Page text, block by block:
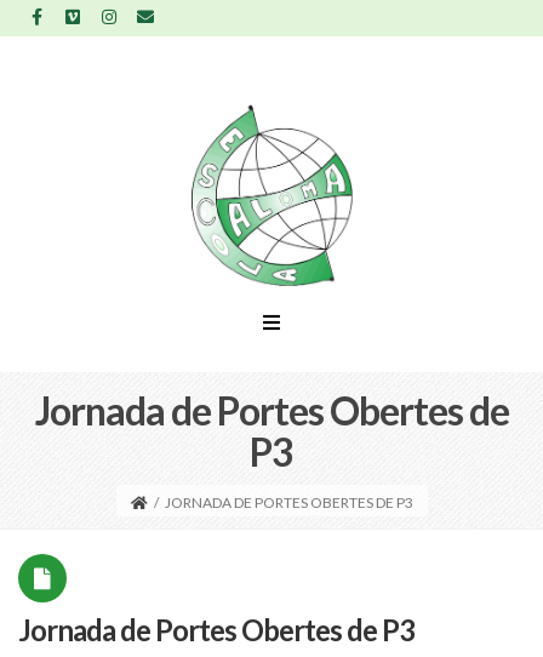
Jornada de Portes Obertes de
P3
/ JORNADA DE PORTES OBERTES DE P3
Jornada de Portes Obertes de P3